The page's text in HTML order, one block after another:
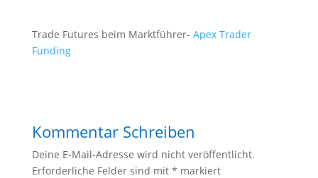
Trade Futures beim Marktführer- Apex Trader
Funding
Kommentar Schreiben
Deine E-Mail-Adresse wird nicht veröffentlicht.
Erforderliche Felder sind mit * markiert